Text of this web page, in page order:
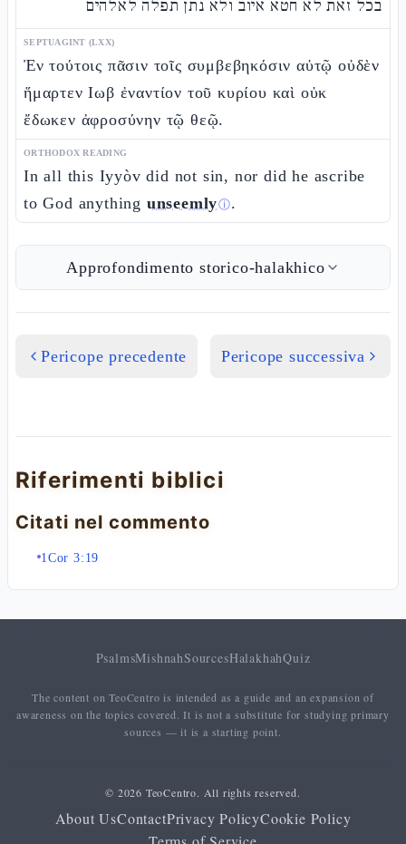
בכל זאת לא חטא איוב ולא נתן תפלה לאלהים
SEPTUAGINT (LXX)
Ἐν τούτοις πᾶσιν τοῖς συμβεβηκόσιν αὐτῷ οὐδὲν
ἥμαρτεν Ιωβ ἐναντίον τοῦ κυρίου καὶ οὐκ
ἔδωκεν ἀφροσύνην τῷ θεῷ.
ORTHODOX READING
In all this Iyyòv did not sin, nor did he ascribe
to God anything unseemlyⓘ.
Approfondimento storico-halakhico
Pericope precedente Pericope successiva
Riferimenti biblici
Citati nel commento
1Cor 3:19
PsalmsMishnahSourcesHalakhahQuiz
The content on TeoCentro is intended as a guide and an expansion of
awareness on the topics covered. It is not a substitute for studying primary
sources — it is a starting point.
© 2026 TeoCentro. All rights reserved.
About UsContactPrivacy PolicyCookie Policy